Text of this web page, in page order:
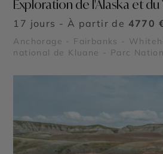
Exploration de l'Alaska et du
17 jours - À partir de 4770
Anchorage - Fairbanks -
national de Kluane - Parc
St Elias - Parc National des